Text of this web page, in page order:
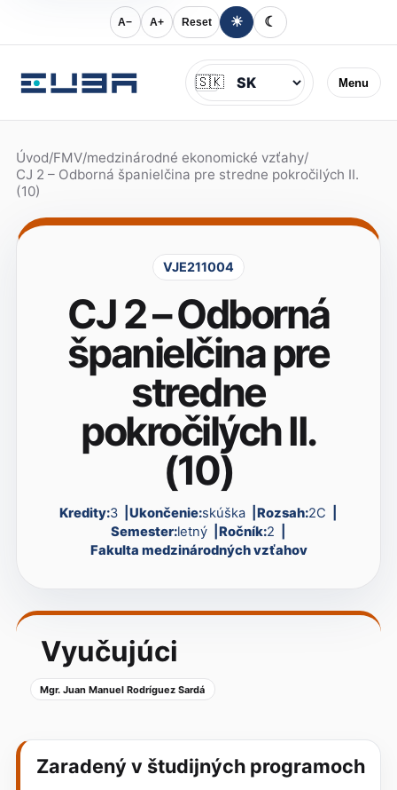
A− A+ Reset ☀ ☾
Menu
Jazyk
🇸🇰
Úvod/FMV/medzinárodné ekonomické vzťahy/
CJ 2 – Odborná španielčina pre stredne pokročilých II.
(10)
VJE211004
CJ 2 – Odborná
španielčina pre
stredne
pokročilých II.
(10)
Kredity:3 Ukončenie:skúška Rozsah:2C
Semester:letný Ročník:2
Fakulta medzinárodných vzťahov
Vyučujúci
Mgr. Juan Manuel Rodríguez Sardá
Zaradený v študijných programoch